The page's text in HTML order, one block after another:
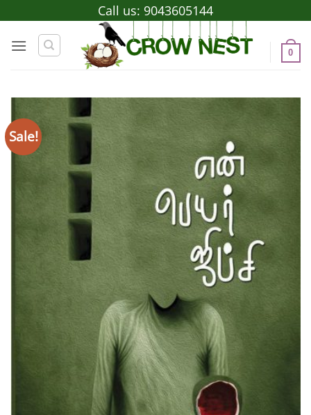
to
content
Call us: 9043605144
0
Sale!